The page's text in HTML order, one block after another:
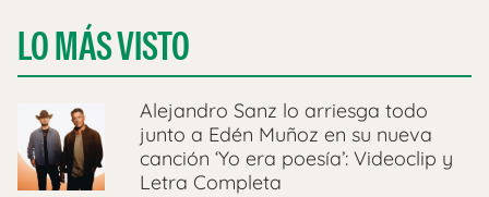
LO MÁS VISTO
Alejandro Sanz lo arriesga todo
junto a Edén Muñoz en su nueva
canción ‘Yo era poesía’: Videoclip y
Letra Completa